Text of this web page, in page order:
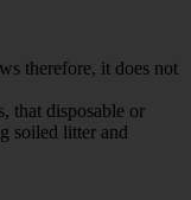
therefore, it does not
that disposable or
soiled litter and